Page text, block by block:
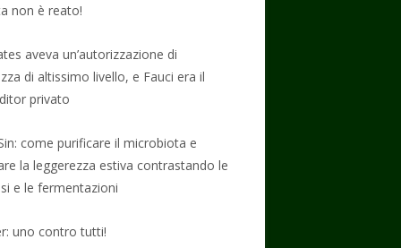
non è reato!
aveva un’autorizzazione di
di altissimo livello, e Fauci era il
privato
come purificare il microbiota e
la leggerezza estiva contrastando le
e le fermentazioni
uno contro tutti!